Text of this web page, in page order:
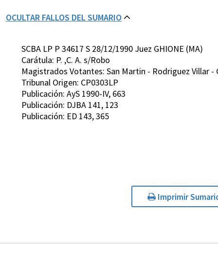
OCULTAR FALLOS DEL SUMARIO
SCBA LP P 34617 S 28/12/1990 Juez GHIONE (MA)
Carátula: P. ,C. A. s/Robo
Magistrados Votantes: San Martin - Rodriguez Villar
Tribunal Origen: CP0303LP
Publicación: AyS 1990-IV, 663
Publicación: DJBA 141, 123
Publicación: ED 143, 365
Imprimir